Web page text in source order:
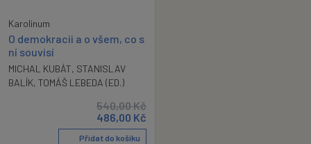
Karolinum
O demokracii a o všem, co s
ní souvisí
MICHAL KUBÁT, STANISLAV
BALÍK, TOMÁŠ LEBEDA (ED.)
540,00Kč
486,00 Kč
Přidat do košíku